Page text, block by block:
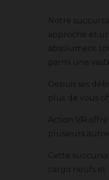
Notre
approche et
absolument
parmi une
Depuis ses
plus de vous
Action VR
plusieurs
Cette
cargo neufs et